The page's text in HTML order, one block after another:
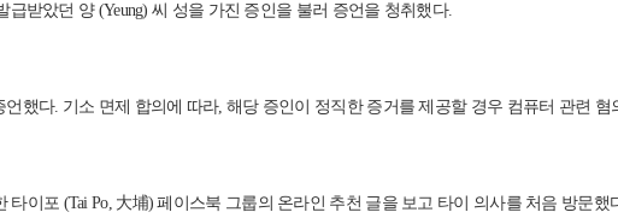
받았던 양 (Yeung) 씨 성을 가진 증인을 불러 증언을 청취했다.
했다. 기소 면제 합의에 따라, 해당 증인이 정직한 증거를 제공할 경우 컴퓨터 관련 혐
이포 (Tai Po, 大埔) 페이스북 그룹의 온라인 추천 글을 보고 타이 의사를 처음 방문했